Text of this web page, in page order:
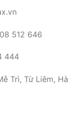
512 646
444
Trì, Từ Liêm, Hà